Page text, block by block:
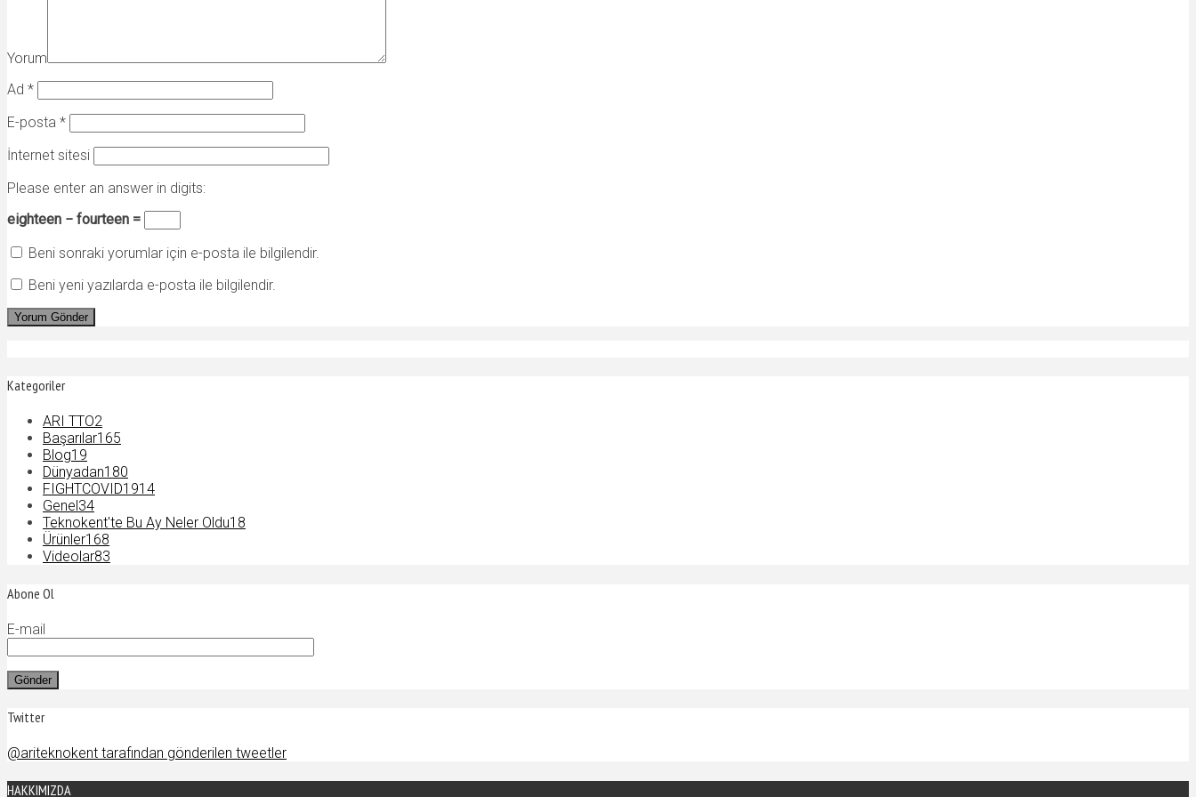
Yorum
Ad *
E-posta *
İnternet sitesi
Please enter an answer in digits:
eighteen − fourteen =
Beni sonraki yorumlar için e-posta ile bilgilendir.
Beni yeni yazılarda e-posta ile bilgilendir.
Kategoriler
ARI TTO2
Başarılar165
Blog19
Dünyadan180
FIGHTCOVID1914
Genel 34
Teknokent'te Bu Ay Neler Oldu18
Ürünler168
Videolar83
Abone Ol
E-mail
Twitter
@ariteknokent tarafından gönderilen tweetler
HAKKIMIZDA